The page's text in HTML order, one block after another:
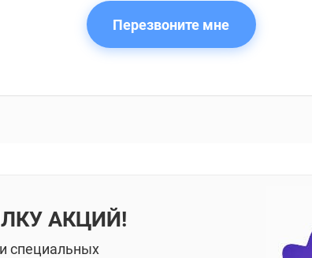
Перезвоните мне
АКЦИЙ!
специальных